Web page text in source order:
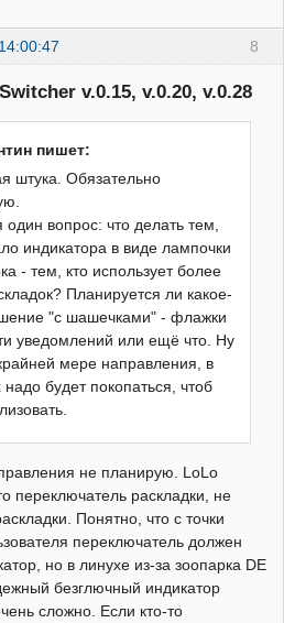
8
v.0.15, v.0.20, v.0.28
пишет:
штука. Обязательно
один вопрос: что делать тем,
индикатора в виде лампочки
- тем, кто использует более
Планируется ли какое-
"с шашечками" - флажки
уведомлений или ещё что. Ну
мере направления, в
надо будет покопаться, чтоб
не планирую. LoLo
переключатель раскладки, не
Понятно, что с точки
переключатель должен
но в линухе из-за зоопарка DE
безглючный индикатор
сложно. Если кто-то